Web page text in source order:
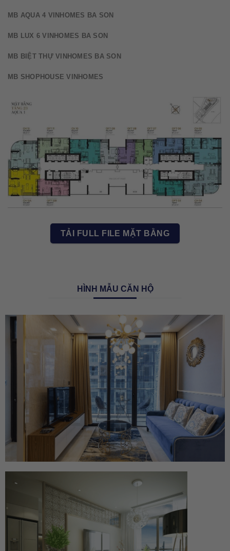
MB AQUA 4 VINHOMES BA SON
MB LUX 6 VINHOMES BA SON
MB BIỆT THỰ VINHOMES BA SON
MB SHOPHOUSE VINHOMES
TẢI FULL FILE MẶT BẰNG
HÌNH MẪU CĂN HỘ